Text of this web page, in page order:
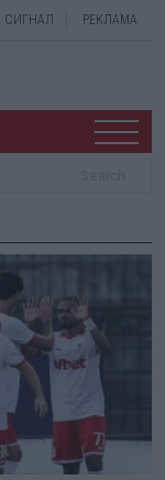
СИГНАЛ РЕКЛАМА